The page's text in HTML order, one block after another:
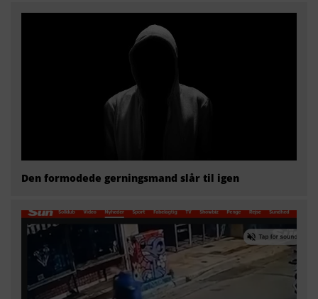
Den formodede gerningsmand slår til igen